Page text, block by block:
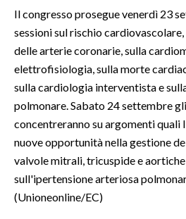
Il congresso prosegue venerdì 23
sessioni sul rischio
delle arterie coronarie, sulla
elettrofisiologia, sulla morte
sulla cardiologia interventista e
polmonare. Sabato 24 settembre
concentreranno su argomenti quali
nuove opportunità nella gestione
valvole mitrali, tricuspide e
sull'ipertensione arteriosa
(Unioneonline/EC)